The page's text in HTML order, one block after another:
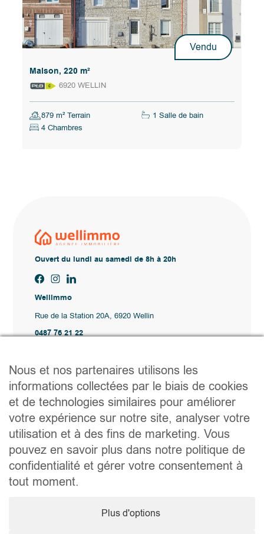
Vendu
Maison, 220 m²
6920 WELLIN
879 m² Terrain
1 Salle de bain
4 Chambres
Ouvert du lundi au samedi de 8h à 20h
Wellimmo
Rue de la Station 20A, 6920 Wellin
0487 76 21 22
Acheter
Louer
Vendre
Contact
Liens utiles
Conseils pratiques pour vendre ou louer
Préparer un déménagement
Documents utiles
Notaire.be
Nous et nos partenaires utilisons les
informations collectées par le biais de cookies
et de technologies similaires pour améliorer
votre expérience sur notre site, analyser votre
utilisation et à des fins de marketing. Vous
pouvez en savoir plus dans notre politique de
confidentialité et gérer votre consentement à
tout moment.
Plus d'options